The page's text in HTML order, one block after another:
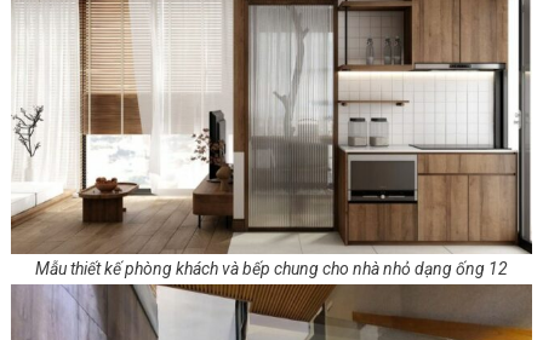
Mẫu thiết kế phòng khách và bếp chung cho nhà nhỏ dạng ống 12